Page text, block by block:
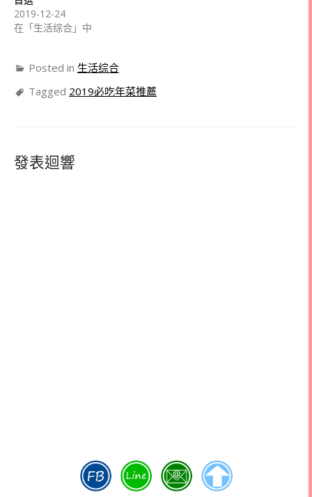
2019-12-24
在「生活综合」中
Posted in 生活综合
Tagged 2019必吃年菜推薦
發表迴響